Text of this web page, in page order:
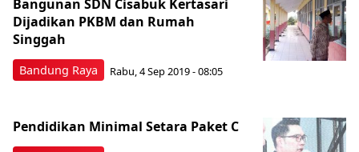
Bandung Raya
Bangunan SDN Cisabuk Kertasari
Dijadikan PKBM dan Rumah
Singgah
Rabu, 4 Sep 2019 - 08:05
Pendidikan Minimal Setara Paket C